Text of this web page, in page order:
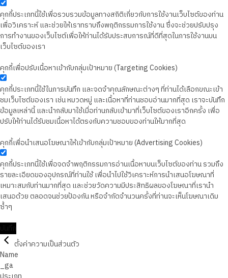
คุกกี้ประเภทนี้ใช้เพื่อรวบรวมข้อมูลทางสถิติเกี่ยวกับการใช้งานเว็บไซต์ของท่าน
เพื่อวิเคราะห์ และช่วยให้เราทราบถึงพฤติกรรมการใช้งาน ซึ่งจะช่วยปรับปรุง
การทำงานของเว็บไซต์เพื่อให้ท่านได้รับประสบการณ์ที่ดีที่สุดในการใช้งานบน
เว็บไซต์ของเรา
คุกกี้เพื่อปรับเนื้อหาเข้ากับกลุ่มเป้าหมาย (Targeting Cookies)
คุกกี้ประเภทนี้ใช้ในการบันทึก และจดจำคุณลักษณะต่างๆ ที่ท่านได้เลือกขณะเข้า
ชมเว็บไซต์ของเรา เช่น หมวดหมู่ และเนื้อหาที่ท่านชอบอ่านมากที่สุด เราจะบันทึก
ข้อมูลเหล่านี้ และนำกลับมาใช้เมื่อท่านกลับเข้ามาที่เว็บไซต์ของเราอีกครั้ง เพื่อ
ปรับให้ท่านได้รับชมเนื้อหาได้ตรงกับความชอบของท่านให้มากที่สุด
คุกกี้เพื่อนำเสนอโฆษณาให้เข้ากับกลุ่มเป้าหมาย (Advertising Cookies)
คุกกี้ประเภทนี้ใช้เพื่อจดจำพฤติกรรมการอ่านเนื้อหาบนเว็บไซต์ของท่าน รวมถึง
รายละเอียดของอุปกรณ์ที่ท่านใช้ เพื่อนำไปใช้วิเคราะห์การนำเสนอโฆษณาที่
เหมาะสมกับท่านมากที่สุด และช่วยวัดความมีประสิทธิผลของโฆษณาที่เรานำ
เสนอด้วย ตลอดจนช่วยป้องกัน หรือจำกัดจำนวนครั้งที่ท่านจะเห็นโฆษณาเดิม
ซ้ำๆ
ตั้งค่าความเป็นส่วนตัว
Name
_ga